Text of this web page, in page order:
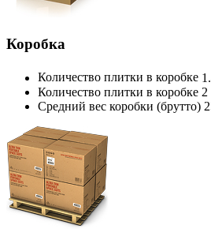
Коробка
Количество плитки в коробке
Количество плитки в коробке 2
Средний вес коробки (брутто)